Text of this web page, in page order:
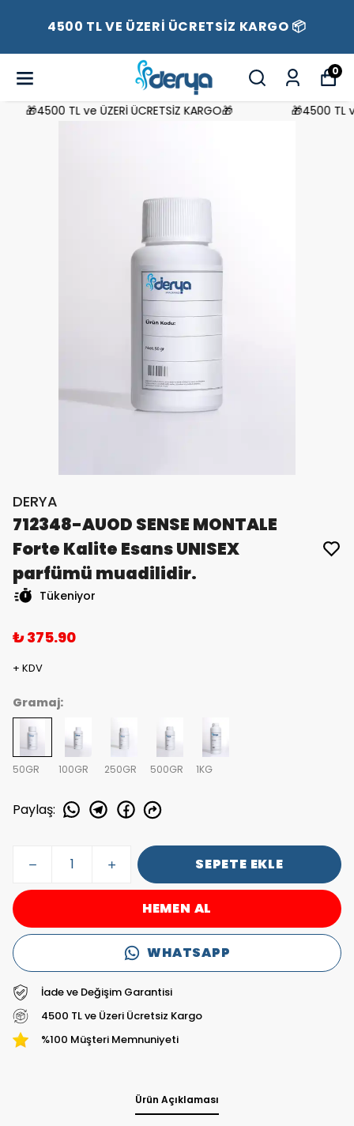
4500 TL VE ÜZERİ ÜCRETSİZ KARGO 📦
0
🎁4500 TL ve ÜZERİ ÜCRETSİZ KARGO🎁 🎁4500 TL ve
DERYA
712348-AUOD SENSE MONTALE
Forte Kalite Esans UNISEX
parfümü muadilidir.
Tükeniyor
₺ 375.90
+ KDV
Gramaj:
50GR 100GR 250GR 500GR 1KG
Paylaş:
SEPETE EKLE
HEMEN AL
WHATSAPP
İade ve Değişim Garantisi
4500 TL ve Üzeri Ücretsiz Kargo
%100 Müşteri Memnuniyeti
Ürün Açıklaması